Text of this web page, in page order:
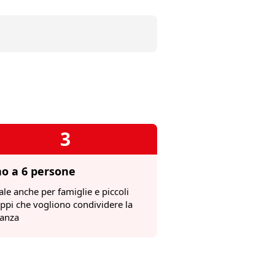
3
a 6 persone
anche per famiglie e piccoli
che vogliono condividere la